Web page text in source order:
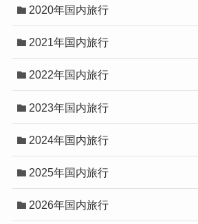
2020年国内旅行
2021年国内旅行
2022年国内旅行
2023年国内旅行
2024年国内旅行
2025年国内旅行
2026年国内旅行